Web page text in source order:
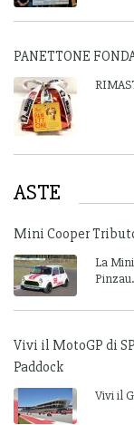
PANETTONE
ASTE
Mini Cooper
La
Vivi il MotoGP di
Paddock
Vivi il